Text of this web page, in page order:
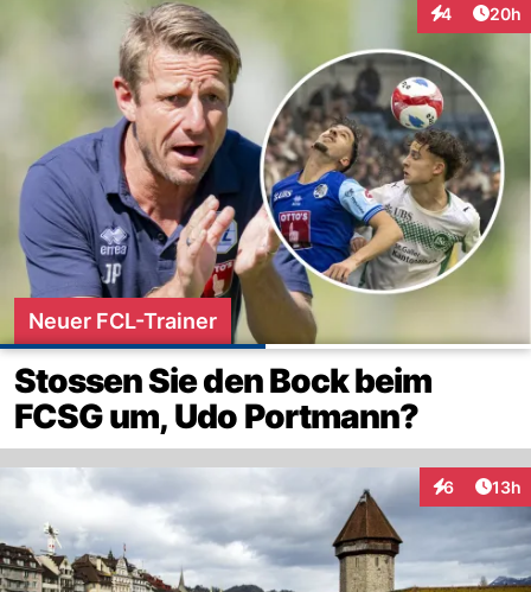
4
Interaktionen
20h
Neuer FCL-Trainer
Stossen Sie den Bock beim
FCSG um, Udo Portmann?
6
Interaktionen
13h